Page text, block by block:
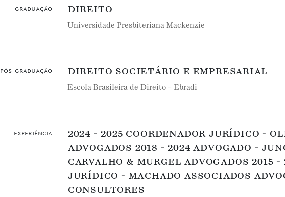
graduação direito
Universidade Presbiteriana Mackenzie
pós-graduação direito societário e empresarial
Escola Brasileira de Direito – Ebradi
experiência
2024 - 2025 coordenador jurídico -
advogados 2018 - 2024 advogado -
carvalho & murgel advogados 2015
jurídico - machado associados
consultores